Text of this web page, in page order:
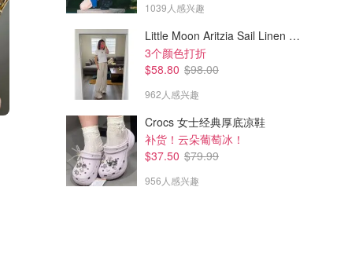
1039人感兴趣
Little Moon Aritzia Sail Linen 长裤 麻织
3个颜色打折
$58.80 $98.00
962人感兴趣
Crocs 女士经典厚底凉鞋
补货！云朵葡萄冰！
$37.50 $79.99
956人感兴趣